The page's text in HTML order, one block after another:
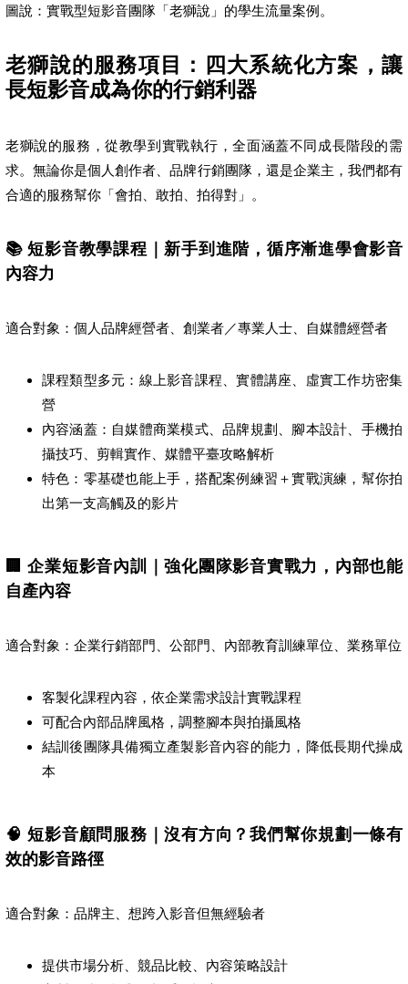
圖說：實戰型短影音團隊「老獅說」的學生流量案例。
老獅說的服務項目：四大系統化方案，讓
長短影音成為你的行銷利器
老獅說的服務，從教學到實戰執行，全面涵蓋不同成長階段的需
求。無論你是個人創作者、品牌行銷團隊，還是企業主，我們都有
合適的服務幫你「會拍、敢拍、拍得對」。
📚 短影音教學課程｜新手到進階，循序漸進學會影音
內容力
適合對象：個人品牌經營者、創業者／專業人士、自媒體經營者
課程類型多元：線上影音課程、實體講座、虛實工作坊密集
營
內容涵蓋：自媒體商業模式、品牌規劃、腳本設計、手機拍
攝技巧、剪輯實作、媒體平臺攻略解析
特色：零基礎也能上手，搭配案例練習＋實戰演練，幫你拍
出第一支高觸及的影片
🏢 企業短影音內訓｜強化團隊影音實戰力，內部也能
自產內容
適合對象：企業行銷部門、公部門、內部教育訓練單位、業務單位
客製化課程內容，依企業需求設計實戰課程
可配合內部品牌風格，調整腳本與拍攝風格
結訓後團隊具備獨立產製影音內容的能力，降低長期代操成
本
🧠 短影音顧問服務｜沒有方向？我們幫你規劃一條有
效的影音路徑
適合對象：品牌主、想跨入影音但無經驗者
提供市場分析、競品比較、內容策略設計